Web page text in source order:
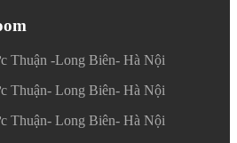
Thuận -Long Biên- Hà Nội
Thuận- Long Biên- Hà Nội
Thuận- Long Biên- Hà Nội